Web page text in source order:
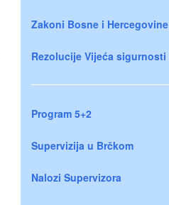
Zakoni Bosne i Hercegovine
Rezolucije Vijeća sigurnosti
Program 5+2
Supervizija u Brčkom
Nalozi Supervizora